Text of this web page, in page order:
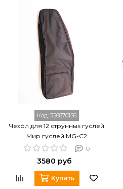
Код: 356870156
Чехол для 12 струнных гуслей
Мир гуслей MG-C2
0
3580 руб
Купить